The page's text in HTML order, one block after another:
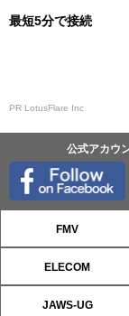
最短5分で接続
PR LotusFlare Inc
公式アカウ
FMV
ELECOM
JAWS-UG